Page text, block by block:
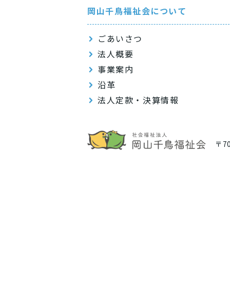
岡山千鳥福祉会について
ごあいさつ
法人概要
事業案内
沿革
法人定款・決算情報
〒